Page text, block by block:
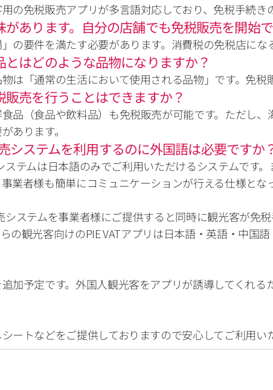
の免税販売アプリが多言語対応しており、免税手続き
があります。自分の店舗でも免税販売を開始
」の要件を満たす必要があります。消費税の免税店に
とはどのような品物になりますか？
は「通常の生活において使用される品物」です。免税
販売を行うことはできますか？
品（食品や飲料品）も免税販売が可能です。ただし
あります。
システムを利用するのに外国語は必要ですか
ステムは日本語のみでご利用いただけるシステムです
業者様も簡単にコミュニケーションが行える仕様とな
システムを事業者様にご提供すると同時に観光客が免
の観光客向けのPIE VATアプリは日本語・英語・中国
加予定です。外国人観光客をアプリが誘導してくれ
ートなどをご提供しておりますので安心してご利用い